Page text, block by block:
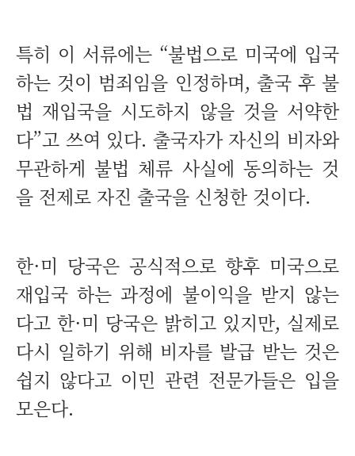
특히 이 서류에는 “불법으로 미국에 입국
하는 것이 범죄임을 인정하며, 출국 후 불
법 재입국을 시도하지 않을 것을 서약한
다”고 쓰여 있다. 출국자가 자신의 비자와
무관하게 불법 체류 사실에 동의하는 것
을 전제로 자진 출국을 신청한 것이다.
한·미 당국은 공식적으로 향후 미국으로
재입국 하는 과정에 불이익을 받지 않는
다고 한·미 당국은 밝히고 있지만, 실제로
다시 일하기 위해 비자를 발급 받는 것은
쉽지 않다고 이민 관련 전문가들은 입을
모은다.